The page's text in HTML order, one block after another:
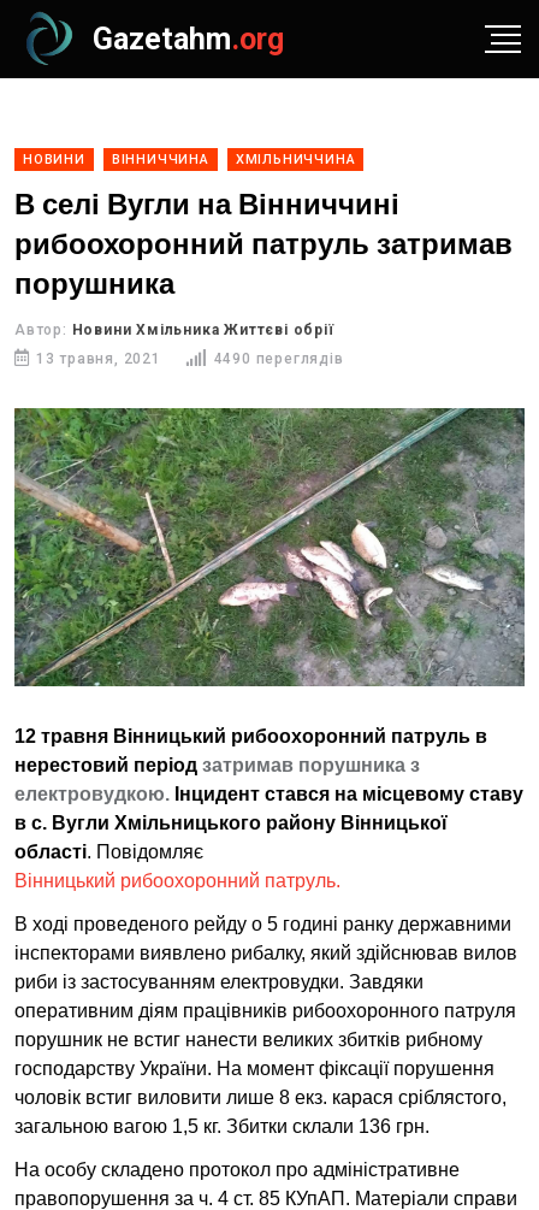
Gazetahm.org
НОВИНИ ВІННИЧЧИНА ХМІЛЬНИЧЧИНА
В селі Вугли на Вінниччині
рибоохоронний патруль затримав
порушника
Автор: Новини Хмільника Життєві обрії
13 травня, 2021
4490 переглядів
12 травня Вінницький рибоохоронний патруль в
нерестовий період затримав порушника з
електровудкою. Інцидент стався на місцевому ставу
в с. Вугли Хмільницького району Вінницької
області. Повідомляє
Вінницький рибоохоронний патруль.
В ході проведеного рейду о 5 годині ранку державними
інспекторами виявлено рибалку, який здійснював вилов
риби із застосуванням електровудки. Завдяки
оперативним діям працівників рибоохоронного патруля
порушник не встиг нанести великих збитків рибному
господарству України. На момент фіксації порушення
чоловік встиг виловити лише 8 екз. карася сріблястого,
загальною вагою 1,5 кг. Збитки склали 136 грн.
На особу складено протокол про адміністративне
правопорушення за ч. 4 ст. 85 КУпАП. Матеріали справи